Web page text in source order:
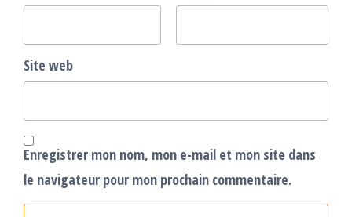
Site web
Enregistrer mon nom, mon e-mail et mon site dans
le navigateur pour mon prochain commentaire.